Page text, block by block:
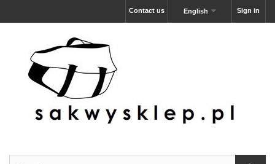
Sign in
English
Contact us